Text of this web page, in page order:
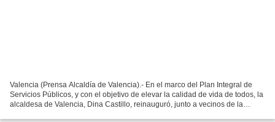
Valencia (Prensa Alcaldía de Valencia).- En el marco del Plan Integral de
Servicios Públicos, y con el objetivo de elevar la calidad de vida de todos, la
alcaldesa de Valencia, Dina Castillo, reinauguró, junto a vecinos de la